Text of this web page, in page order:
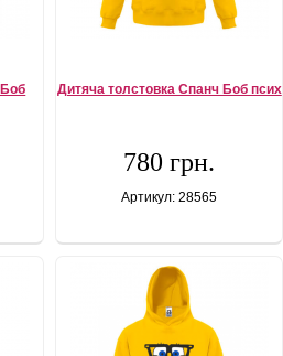
Дитяча толстовка Спанч Боб псих
780 грн.
Артикул: 28565